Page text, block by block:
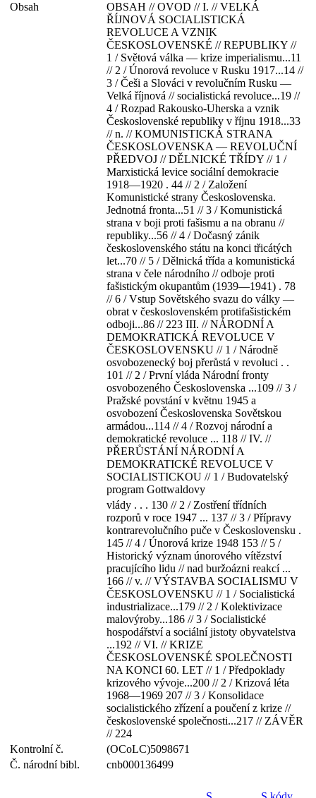
Obsah
OBSAH // OVOD // I. // VELKÁ
ŘÍJNOVÁ SOCIALISTICKÁ
REVOLUCE A VZNIK
ČESKOSLOVENSKÉ // REPUBLIKY //
1 / Světová válka — krize imperialismu...11
// 2 / Únorová revoluce v Rusku 1917...14 //
3 / Češi a Slováci v revolučním Rusku —
Velká říjnová // socialistická revoluce...19 //
4 / Rozpad Rakousko-Uherska a vznik
Československé republiky v říjnu 1918...33
// n. // KOMUNISTICKÁ STRANA
ČESKOSLOVENSKA — REVOLUČNÍ
PŘEDVOJ // DĚLNICKÉ TŘÍDY // 1 /
Marxistická levice sociální demokracie
1918—1920 . 44 // 2 / Založení
Komunistické strany Československa.
Jednotná fronta...51 // 3 / Komunistická
strana v boji proti fašismu a na obranu //
republiky...56 // 4 / Dočasný zánik
československého státu na konci třicátých
let...70 // 5 / Dělnická třída a komunistická
strana v čele národního // odboje proti
fašistickým okupantům (1939—1941) . 78
// 6 / Vstup Sovětského svazu do války —
obrat v československém protifašistickém
odboji...86 // 223 III. // NÁRODNÍ A
DEMOKRATICKÁ REVOLUCE V
ČESKOSLOVENSKU // 1 / Národně
osvobozenecký boj přerůstá v revoluci . .
101 // 2 / První vláda Národní fronty
osvobozeného Československa ...109 // 3 /
Pražské povstání v květnu 1945 a
osvobození Československa Sovětskou
armádou...114 // 4 / Rozvoj národní a
demokratické revoluce ... 118 // IV. //
PŘERŮSTÁNÍ NÁRODNÍ A
DEMOKRATICKÉ REVOLUCE V
SOCIALISTICKOU // 1 / Budovatelský
program Gottwaldovy
vlády . . . 130 // 2 / Zostření třídních
rozporů v roce 1947 ... 137 // 3 / Přípravy
kontrarevolučního puče v Československu .
145 // 4 / Únorová krize 1948 153 // 5 /
Historický význam únorového vítězství
pracujícího lidu // nad buržoázni reakcí ...
166 // v. // VÝSTAVBA SOCIALISMU V
ČESKOSLOVENSKU // 1 / Socialistická
industrializace...179 // 2 / Kolektivizace
malovýroby...186 // 3 / Socialistické
hospodářství a sociální jistoty obyvatelstva
...192 // VI. // KRIZE
ČESKOSLOVENSKÉ SPOLEČNOSTI
NA KONCI 60. LET // 1 / Předpoklady
krizového vývoje...200 // 2 / Krizová léta
1968—1969 207 // 3 / Konsolidace
socialistického zřízení a poučení z krize //
československé společnosti...217 // ZÁVĚR
// 224
Kontrolní č.
(OCoLC)5098671
Č. národní bibl.
cnb000136499